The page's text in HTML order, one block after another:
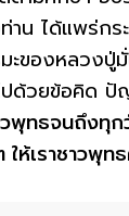
น ได้แพร่กร
ะของหลวงปู่
ปด้วยข้อคิด
วพุทธจนถึงทุ
ห้เราชาวพุท